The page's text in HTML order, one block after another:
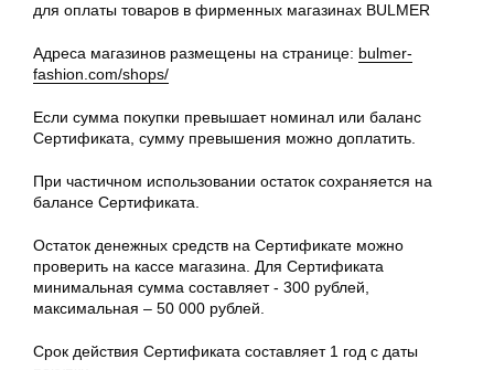
для оплаты товаров в фирменных магазинах BULMER
Адреса магазинов размещены на странице: bulmer-
fashion.com/shops/
Если сумма покупки превышает номинал или баланс
Сертификата, сумму превышения можно доплатить.
При частичном использовании остаток сохраняется на
балансе Сертификата.
Остаток денежных средств на Сертификате можно
проверить на кассе магазина. Для Сертификата
минимальная сумма составляет - 300 рублей,
максимальная – 50 000 рублей.
Срок действия Сертификата составляет 1 год с даты